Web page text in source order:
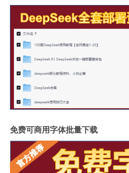
免费可商用字体批量下载